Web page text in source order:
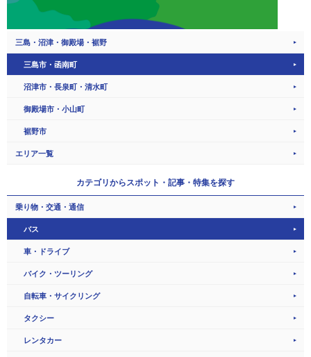
三島・沼津・御殿場・裾野
三島市・函南町
沼津市・長泉町・清水町
御殿場市・小山町
裾野市
エリア一覧
カテゴリからスポット・記事・特集を探す
乗り物・交通・通信
バス
車・ドライブ
バイク・ツーリング
自転車・サイクリング
タクシー
レンタカー